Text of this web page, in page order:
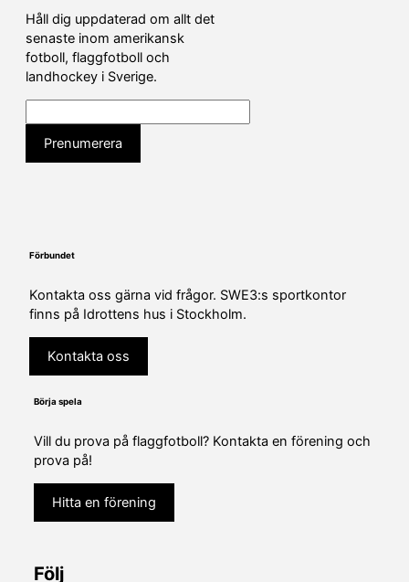
Håll dig uppdaterad om allt det
senaste inom amerikansk
fotboll, flaggfotboll och
landhockey i Sverige.
Förbundet
Kontakta oss gärna vid frågor. SWE3:s sportkontor
finns på Idrottens hus i Stockholm.
Kontakta oss
Börja spela
Vill du prova på flaggfotboll? Kontakta en förening och
prova på!
Hitta en förening
Följ